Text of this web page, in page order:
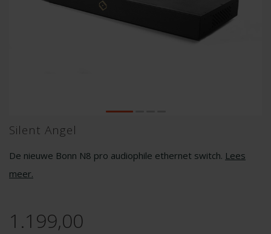
Silent Angel
De nieuwe Bonn N8 pro audiophile ethernet switch. Lees
meer.
1.199,00